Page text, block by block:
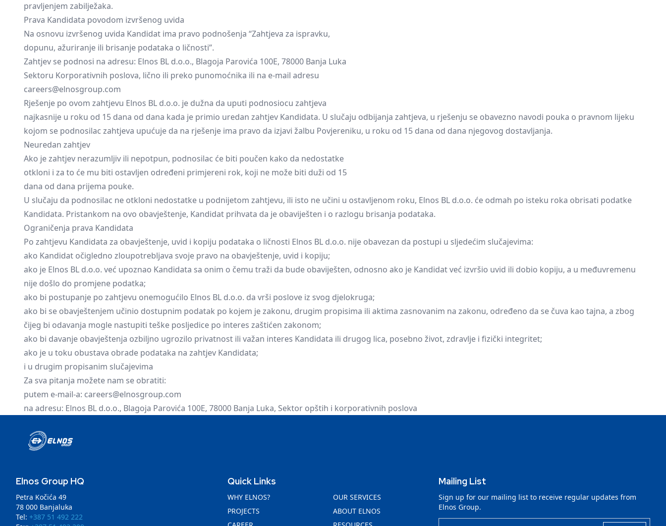
pravljenjem zabilježaka.
Prava Kandidata povodom izvršenog uvida
Na osnovu izvršenog uvida Kandidat ima pravo podnošenja “Zahtjeva za ispravku,
dopunu, ažuriranje ili brisanje podataka o ličnosti”.
Zahtjev se podnosi na adresu: Elnos BL d.o.o., Blagoja Parovića 100E, 78000 Banja Luka
Sektoru Korporativnih poslova, lično ili preko punomoćnika ili na e-mail adresu
careers@elnosgroup.com
Rješenje po ovom zahtjevu Elnos BL d.o.o. je dužna da uputi podnosiocu zahtjeva
najkasnije u roku od 15 dana od dana kada je primio uredan zahtjev Kandidata. U slučaju odbijanja zahtjeva, u rješenju se obavezno navodi pouka o pravnom lijeku
kojom se podnosilac zahtjeva upućuje da na rješenje ima pravo da izjavi žalbu Povjereniku, u roku od 15 dana od dana njegovog dostavljanja.
Neuredan zahtjev
Ako je zahtjev nerazumljiv ili nepotpun, podnosilac će biti poučen kako da nedostatke
otkloni i za to će mu biti ostavljen određeni primjereni rok, koji ne može biti duži od 15
dana od dana prijema pouke.
U slučaju da podnosilac ne otkloni nedostatke u podnijetom zahtjevu, ili isto ne učini u ostavljenom roku, Elnos BL d.o.o. će odmah po isteku roka obrisati podatke
Kandidata. Pristankom na ovo obavještenje, Kandidat prihvata da je obaviješten i o razlogu brisanja podataka.
Ograničenja prava Kandidata
Po zahtjevu Kandidata za obavještenje, uvid i kopiju podataka o ličnosti Elnos BL d.o.o. nije obavezan da postupi u sljedećim slučajevima:
ako Kandidat očigledno zloupotrebljava svoje pravo na obavještenje, uvid i kopiju;
ako je Elnos BL d.o.o. već upoznao Kandidata sa onim o čemu traži da bude obaviješten, odnosno ako je Kandidat već izvršio uvid ili dobio kopiju, a u međuvremenu
nije došlo do promjene podatka;
ako bi postupanje po zahtjevu onemogućilo Elnos BL d.o.o. da vrši poslove iz svog djelokruga;
ako bi se obavještenjem učinio dostupnim podatak po kojem je zakonu, drugim propisima ili aktima zasnovanim na zakonu, određeno da se čuva kao tajna, a zbog
čijeg bi odavanja mogle nastupiti teške posljedice po interes zaštićen zakonom;
ako bi davanje obavještenja ozbiljno ugrozilo privatnost ili važan interes Kandidata ili drugog lica, posebno život, zdravlje i fizički integritet;
ako je u toku obustava obrade podataka na zahtjev Kandidata;
i u drugim propisanim slučajevima
Za sva pitanja možete nam se obratiti:
putem e-mail-a: careers@elnosgroup.com
na adresu: Elnos BL d.o.o., Blagoja Parovića 100E, 78000 Banja Luka, Sektor opštih i korporativnih poslova
Elnos Group HQ
Petra Kočića 49
78 000 Banjaluka
Tel: +387 51 492 222
Quick Links
WHY ELNOS?
OUR SERVICES
PROJECTS
ABOUT ELNOS
Mailing List
Sign up for our mailing list to receive regular updates from
Elnos Group.